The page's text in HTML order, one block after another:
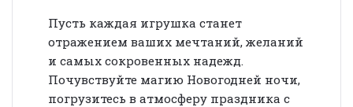
Пусть каждая игрушка станет
отражением ваших мечтаний, желаний
и самых сокровенных надежд.
Почувствуйте магию Новогодней ночи,
погрузитесь в атмосферу праздника с